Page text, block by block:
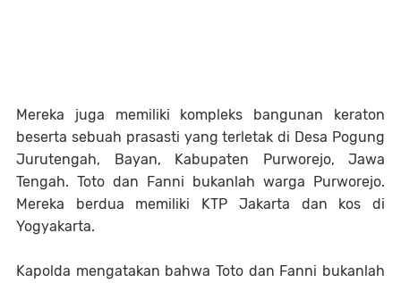
Mereka juga memiliki kompleks bangunan keraton
beserta sebuah prasasti yang terletak di Desa Pogung
Jurutengah, Bayan, Kabupaten Purworejo, Jawa
Tengah. Toto dan Fanni bukanlah warga Purworejo.
Mereka berdua memiliki KTP Jakarta dan kos di
Yogyakarta.
Kapolda mengatakan bahwa Toto dan Fanni bukanlah